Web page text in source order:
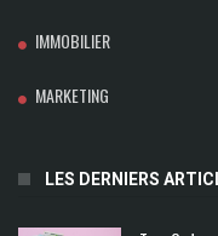
IMMOBILIER
MARKETING
LES DERNIERS